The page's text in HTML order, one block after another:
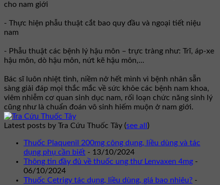
cho nam giới
- Thực hiện phẫu thuật cắt bao quy đầu và ngoại tiết niệu
nam
- Phẫu thuật các bệnh lý hậu môn – trực tràng như: Trĩ, áp-xe
hậu môn, dò hậu môn, nứt kẽ hậu môn,...
Bác sĩ luôn nhiệt tình, niềm nở hết mình vì bệnh nhân sẵn
sàng giải đáp mọi thắc mắc về sức khỏe các bệnh nam khoa,
viêm nhiễm cơ quan sinh dục nam, rối loạn chức năng sinh lý
cũng như là chuẩn đoán vô sinh hiếm muộn ở nam giới.
Latest posts by Tra Cứu Thuốc Tây (see all )
Thuốc Plaquenil 200mg công dụng, liều dùng và tác
dụng phụ cần biết - 13/10/2024
Thông tin đầy đủ về thuốc ung thư Lenvaxen 4mg -
06/10/2024
Thuốc Cetrigy tác dụng, liều dùng, giá bao nhiêu? -